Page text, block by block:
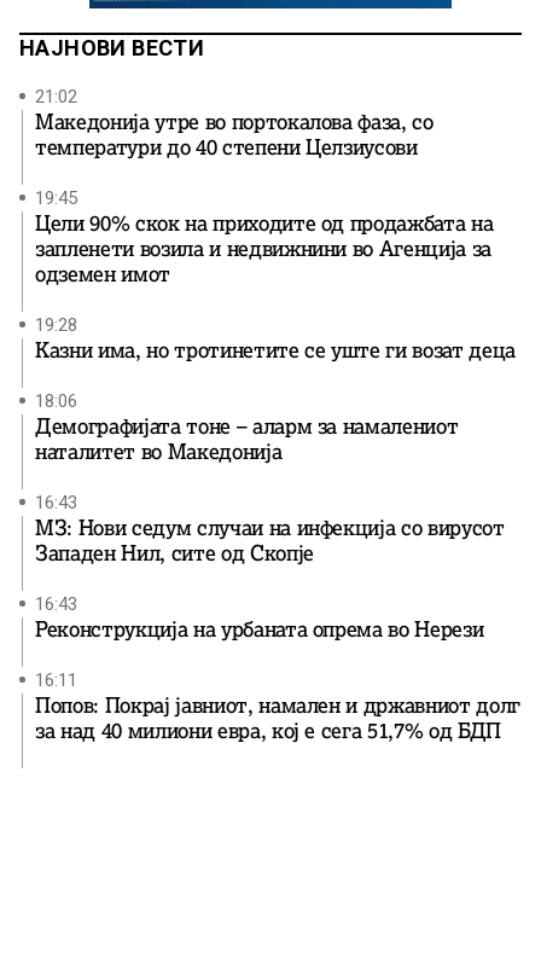
НАЈНОВИ ВЕСТИ
21:02
Македонија утре во портокалова фаза, со
температури до 40 степени Целзиусови
19:45
Цели 90% скок на приходите од продажбата на
запленети возила и недвижнини во Агенција за
одземен имот
19:28
Казни има, но тротинетите се уште ги возат деца
18:06
Демографијата тоне – аларм за намалениот
наталитет во Македонија
16:43
МЗ: Нови седум случаи на инфекција со вирусот
Западен Нил, сите од Скопје
16:43
Реконструкција на урбаната опрема во Нерези
16:11
Попов: Покрај јавниот, намален и државниот долг
за над 40 милиони евра, кој e сега 51,7% од БДП